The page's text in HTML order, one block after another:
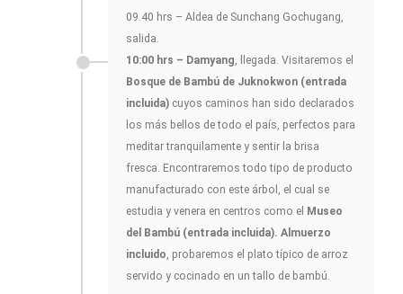
09.40 hrs – Aldea de Sunchang Gochugang,
salida.
10:00 hrs – Damyang, llegada. Visitaremos el
Bosque de Bambú de Juknokwon (entrada
incluida) cuyos caminos han sido declarados
los más bellos de todo el país, perfectos para
meditar tranquilamente y sentir la brisa
fresca. Encontraremos todo tipo de producto
manufacturado con este árbol, el cual se
estudia y venera en centros como el Museo
del Bambú (entrada incluida). Almuerzo
incluido, probaremos el plato típico de arroz
servido y cocinado en un tallo de bambú.